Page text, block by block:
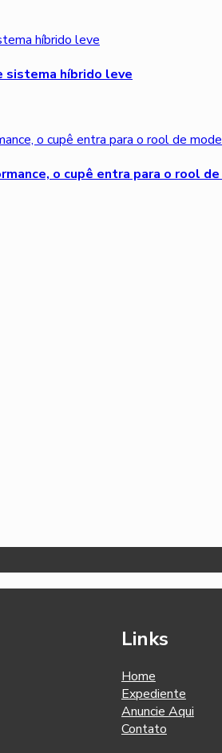
sistema híbrido leve
o cupê entra para o rool
Links
Home
Expediente
Anuncie Aqui
Contato